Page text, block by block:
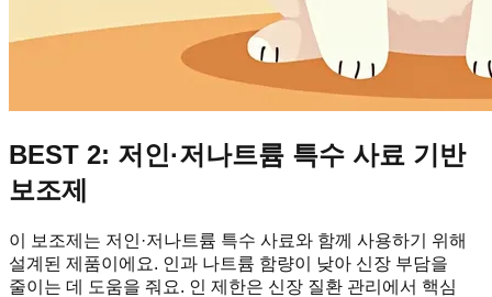
BEST 2: 저인·저나트륨 특수 사료 기반
보조제
이 보조제는 저인·저나트륨 특수 사료와 함께 사용하기 위해
설계된 제품이에요. 인과 나트륨 함량이 낮아 신장 부담을
줄이는 데 도움을 줘요. 인 제한은 신장 질환 관리에서 핵심